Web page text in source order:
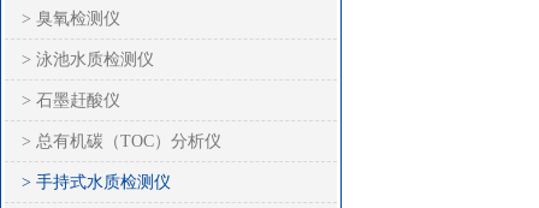
> 臭氧检测仪
> 泳池水质检测仪
> 石墨赶酸仪
> 总有机碳（TOC）分析仪
> 手持式水质检测仪